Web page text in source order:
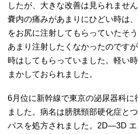
したが、大きな改善は見られませ
嚢内の痛みがあまりにひどい時は
をお尻に注射してもらっていたそ
あまり注射したくなかったのです
時はしてもらっていました。軽い
まかしておられました。
6月位に新幹線で東京の泌尿器科に
ました。病名は膀胱頸部硬化症と
パスを処方されました。2D―3D エ